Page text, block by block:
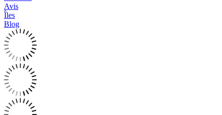
Avis
Îles
Blog